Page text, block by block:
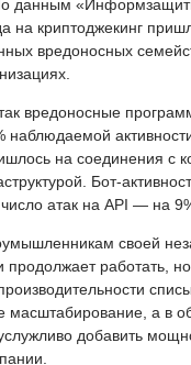
данным
на криптоджекинг
вредоносных
вредоносные
наблюдаемой
на соединения с
Бот-
атак на API — на
своей
продолжает работать,
масштабирование, а в
добавить